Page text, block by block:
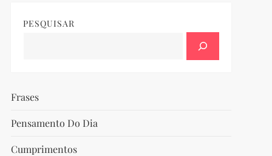
PESQUISAR
Frases
Pensamento Do Dia
Cumprimentos